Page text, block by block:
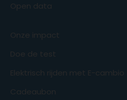
Open data
Onze impact
Doe de test
Elektrisch rijden met E-cambio
Cadeaubon